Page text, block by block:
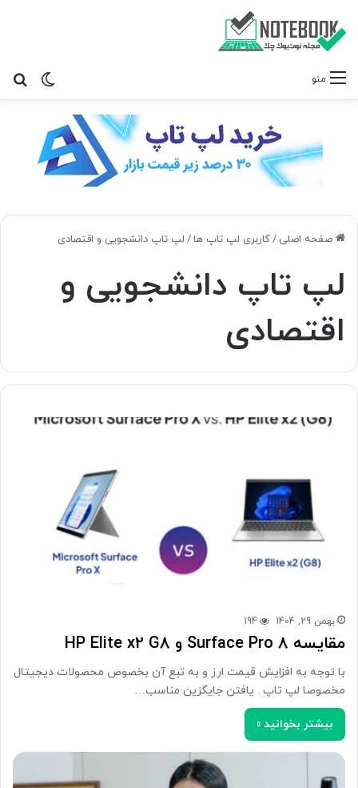
منو
صفحه اصلی /کاربری لپ تاپ ها / لپ تاپ دانشجویی و اقتصادی
لپ تاپ دانشجویی و
اقتصادی
بهمن 29, 1404 194
مقایسه Surface Pro 8 و HP Elite x2 G8
با توجه به افزایش قیمت ارز و به تبع آن بخصوص محصولات دیجیتال
مخصوصا لپ تاپ . یافتن جایگزین مناسب…
بیشتر بخوانید »